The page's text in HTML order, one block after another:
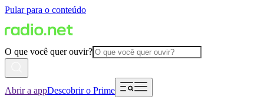
Pular para o conteúdo
O que você quer ouvir?
Abrir a appDescobrir o Prime